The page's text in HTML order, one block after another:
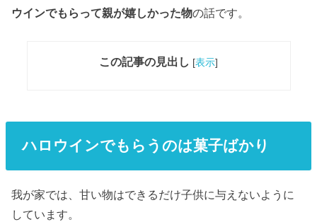
ウインでもらって親が嬉しかった物の話です。
この記事の見出し [表示]
ハロウインでもらうのは菓子ばかり
我が家では、甘い物はできるだけ子供に与えないように
しています。